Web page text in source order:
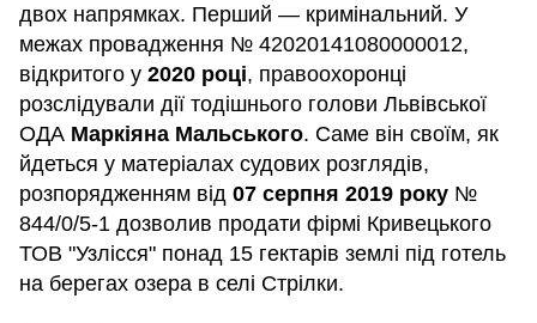
двох напрямках. Перший — кримінальний. У
межах провадження № 42020141080000012,
відкритого у 2020 році, правоохоронці
розслідували дії тодішнього голови Львівської
ОДА Маркіяна Мальського. Саме він своїм, як
йдеться у матеріалах судових розглядів,
розпорядженням від 07 серпня 2019 року №
844/0/5-1 дозволив продати фірмі Кривецького
ТОВ "Узлісся" понад 15 гектарів землі під готель
на берегах озера в селі Стрілки.